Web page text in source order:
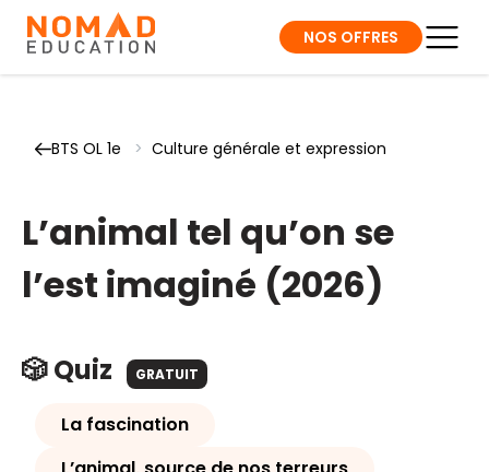
NOS OFFRES
BTS OL 1e > Culture générale et expression
L’animal tel qu’on se
l’est imaginé (2026)
🎲 Quiz GRATUIT
La fascination